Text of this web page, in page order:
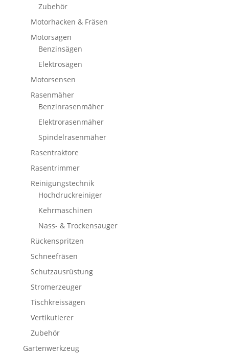
Zubehör
Motorhacken & Fräsen
Motorsägen
Benzinsägen
Elektrosägen
Motorsensen
Rasenmäher
Benzinrasenmäher
Elektrorasenmäher
Spindelrasenmäher
Rasentraktore
Rasentrimmer
Reinigungstechnik
Hochdruckreiniger
Kehrmaschinen
Nass- & Trockensauger
Rückenspritzen
Schneefräsen
Schutzausrüstung
Stromerzeuger
Tischkreissägen
Vertikutierer
Zubehör
Gartenwerkzeug